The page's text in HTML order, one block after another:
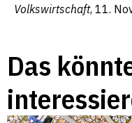
Volkswirtschaft, 11.
Das